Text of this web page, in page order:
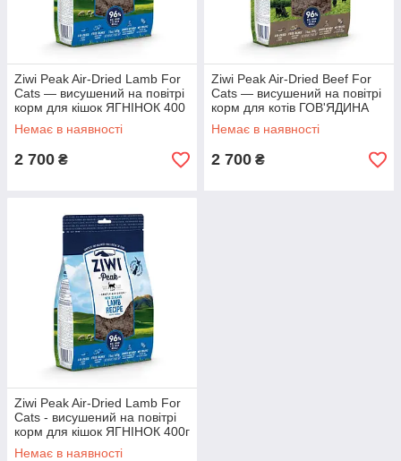
Ziwi Peak Air-Dried Lamb For
Cats — висушений на повітрі
корм для кішок ЯГНІНОК 400
гНемає в наявності
2 700 ₴
Ziwi Peak Air-Dried Beef For
Cats — висушений на повітрі
корм для котів ГОВ'ЯДИНА
400 г
Немає в наявності
2 700 ₴
Ziwi Peak Air-Dried Lamb For
Cats - висушений на повітрі
корм для кішок ЯГНІНОК 400г
Немає в наявності